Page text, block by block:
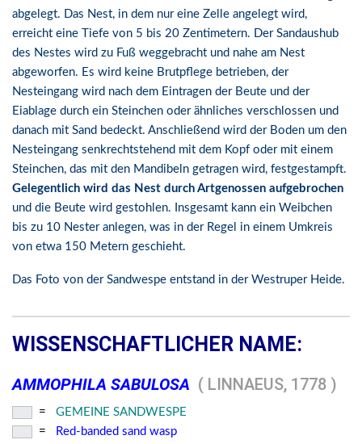
abgelegt. Das Nest, in dem nur eine Zelle angelegt wird,
erreicht eine Tiefe von 5 bis 20 Zentimetern. Der Sandaushub
des Nestes wird zu Fuß weggebracht und nahe am Nest
abgeworfen. Es wird keine Brutpflege betrieben, der
Nesteingang wird nach dem Eintragen der Beute und der
Eiablage durch ein Steinchen oder ähnliches verschlossen und
danach mit Sand bedeckt. Anschließend wird der Boden um den
Nesteingang senkrechtstehend mit dem Kopf oder mit einem
Steinchen, das mit den Mandibeln getragen wird, festgestampft.
Gelegentlich wird das Nest durch Artgenossen aufgebrochen
und die Beute wird gestohlen. Insgesamt kann ein Weibchen
bis zu 10 Nester anlegen, was in der Regel in einem Umkreis
von etwa 150 Metern geschieht.
Das Foto von der Sandwespe entstand in der Westruper Heide.
WISSENSCHAFTLICHER NAME:
AMMOPHILA SABULOSA ( LINNAEUS, 1778 )
=
GEMEINE SANDWESPE
=
Red-banded sand wasp